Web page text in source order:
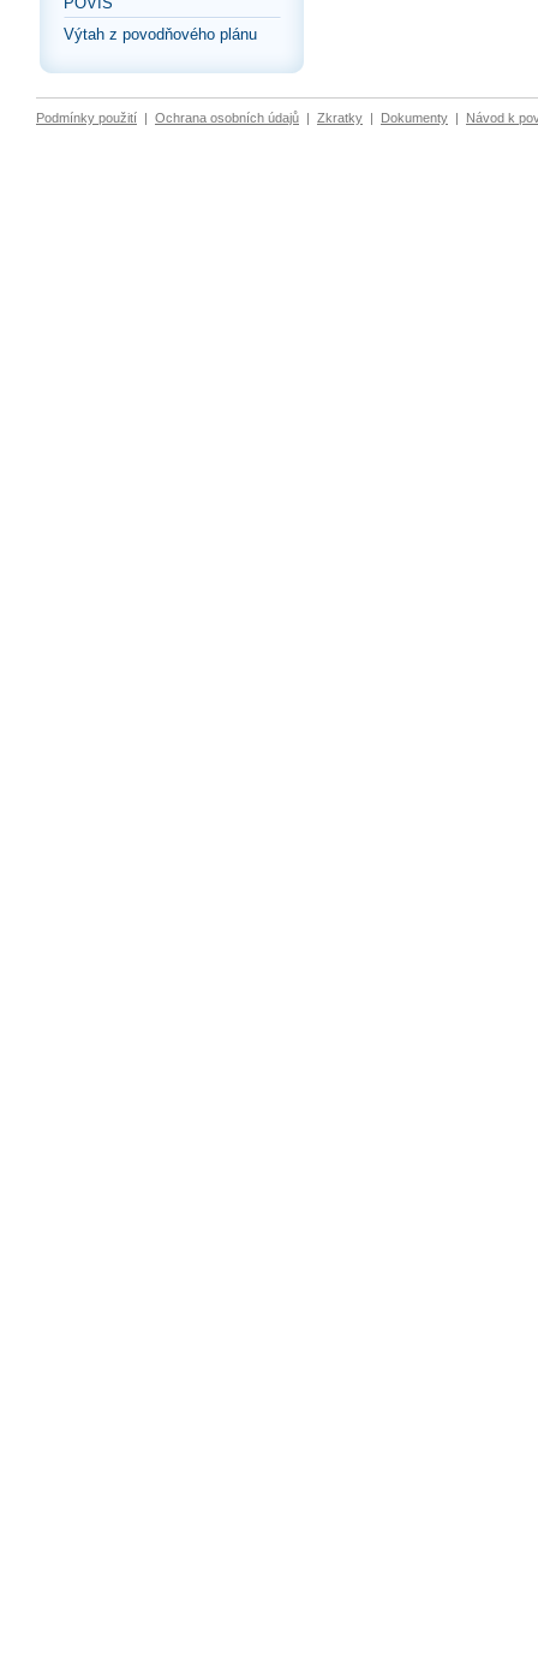
Výtah z povodňového plánu
Podmínky použití | Ochrana osobních údajů | Zkratky | Dokumenty | Návod k